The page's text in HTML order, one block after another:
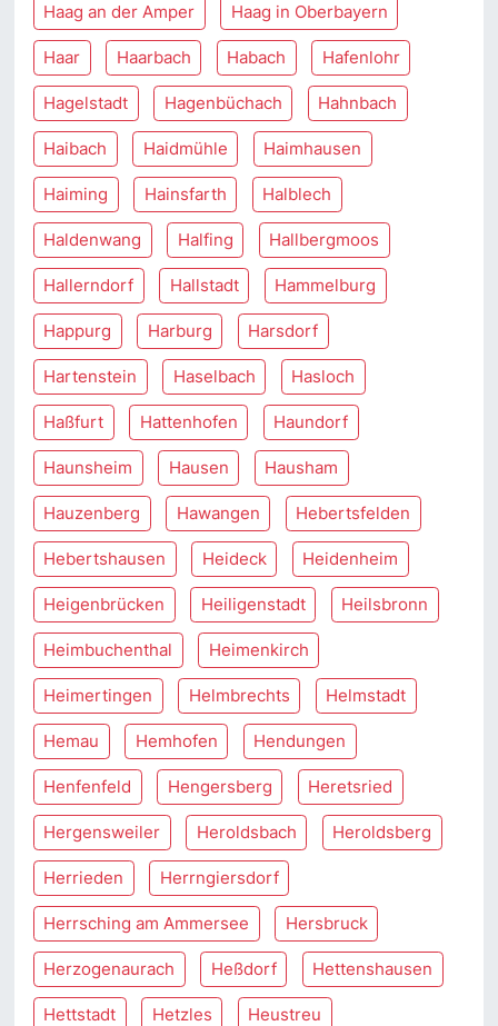
Haag an der Amper Haag in Oberbayern
Haar Haarbach Habach Hafenlohr
Hagelstadt Hagenbüchach Hahnbach
Haibach Haidmühle Haimhausen
Haiming Hainsfarth Halblech
Haldenwang Halfing Hallbergmoos
Hallerndorf Hallstadt Hammelburg
Happurg Harburg Harsdorf
Hartenstein Haselbach Hasloch
Haßfurt Hattenhofen Haundorf
Haunsheim Hausen Hausham
Hauzenberg Hawangen Hebertsfelden
Hebertshausen Heideck Heidenheim
Heigenbrücken Heiligenstadt Heilsbronn
Heimbuchenthal Heimenkirch
Heimertingen Helmbrechts Helmstadt
Hemau Hemhofen Hendungen
Henfenfeld Hengersberg Heretsried
Hergensweiler Heroldsbach Heroldsberg
Herrieden Herrngiersdorf
Herrsching am Ammersee Hersbruck
Herzogenaurach Heßdorf Hettenshausen
Hettstadt Hetzles Heustreu